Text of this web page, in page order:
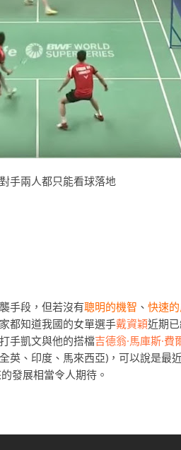
手兩人都只能看球落地
手段，但若沒有聰明的機智 、 快速
都知道我國的女單選手戴資穎近期
手凱文與他的搭檔吉德翁·馬庫斯·費
英、印度、馬來西亞)，可以說是最
發展相當令人期待。